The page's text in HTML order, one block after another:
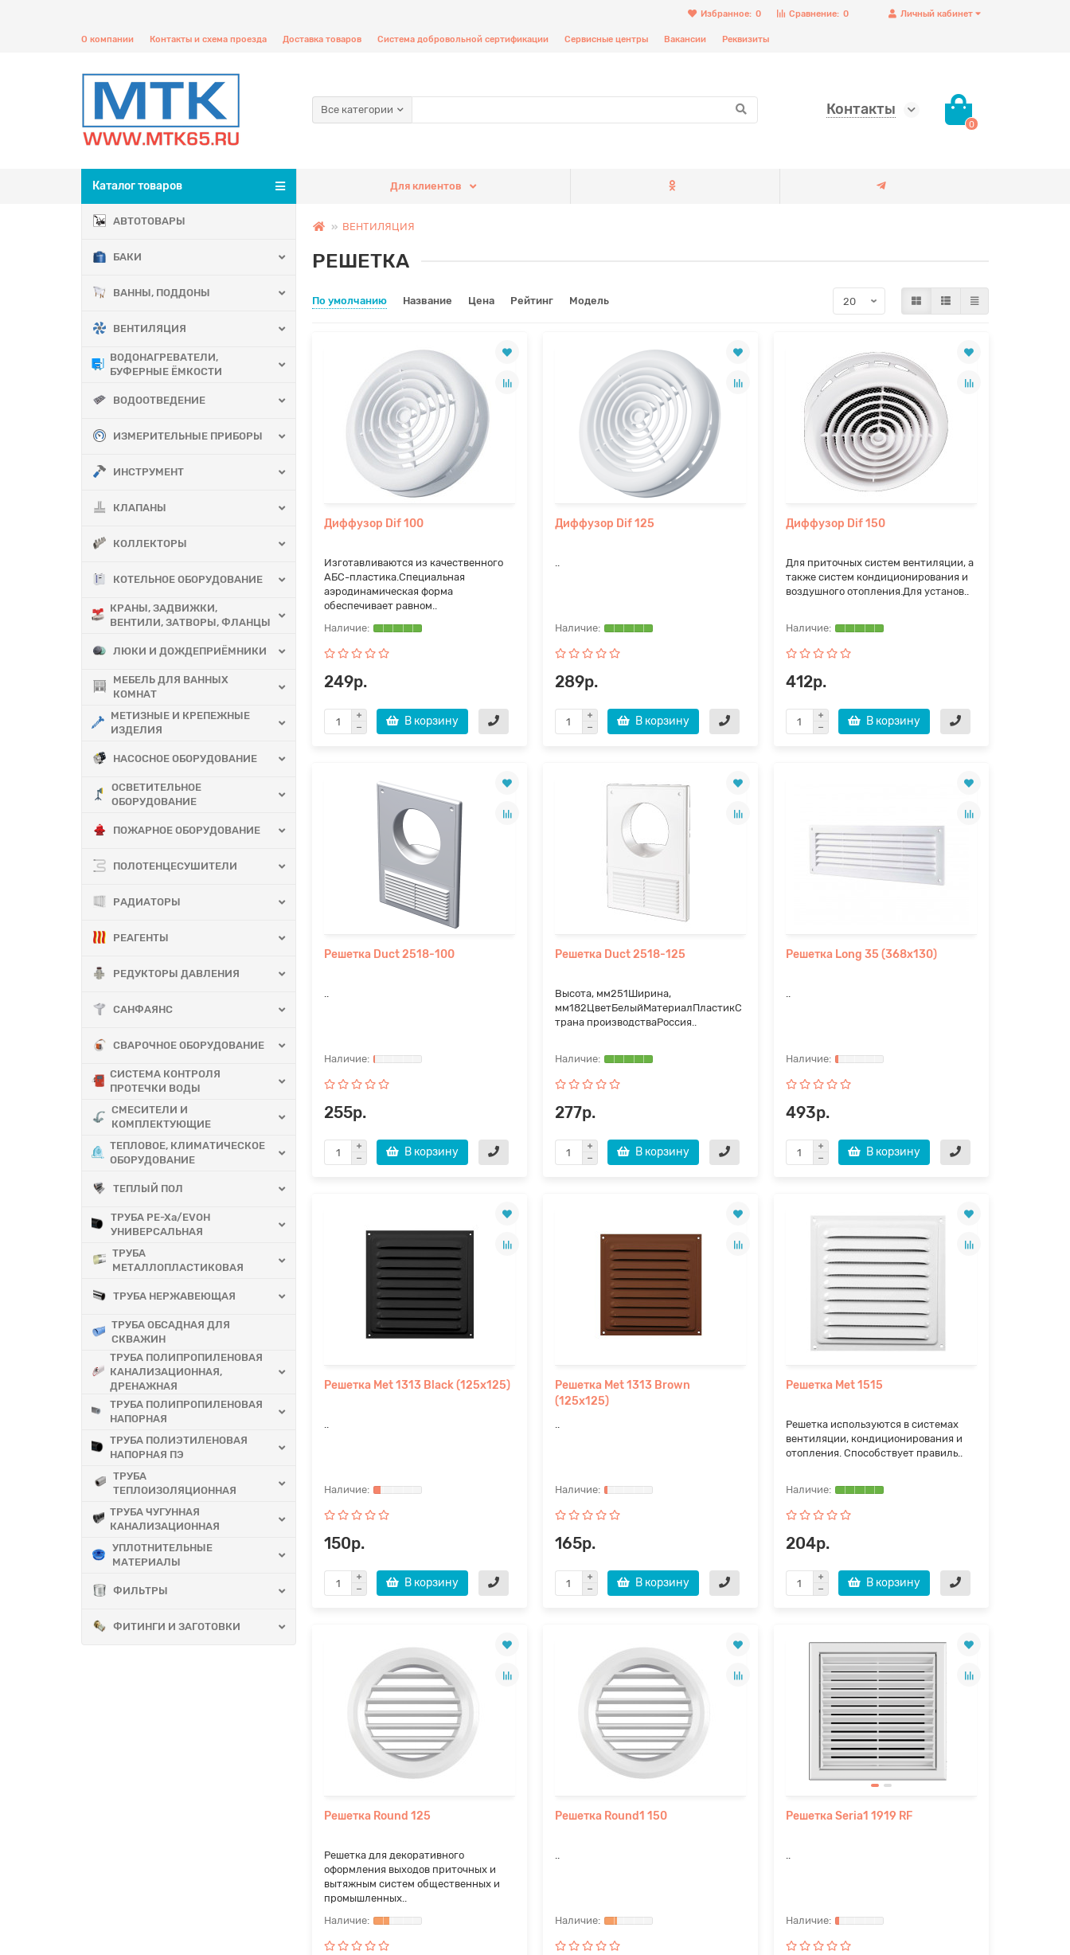
Личный кабинет
Сравнение: 0
Избранное: 0
О компании Контакты и схема проезда Доставка товаров Система добровольной сертификации Сервисные центры Вакансии Реквизиты
Все категории Контакты
0
Каталог товаров
АВТОТОВАРЫ
БАКИ
ВАННЫ, ПОДДОНЫ
ВЕНТИЛЯЦИЯ
ВОДОНАГРЕВАТЕЛИ,
БУФЕРНЫЕ ЁМКОСТИ
ВОДООТВЕДЕНИЕ
ИЗМЕРИТЕЛЬНЫЕ ПРИБОРЫ
ИНСТРУМЕНТ
КЛАПАНЫ
КОЛЛЕКТОРЫ
КОТЕЛЬНОЕ ОБОРУДОВАНИЕ
КРАНЫ, ЗАДВИЖКИ,
ВЕНТИЛИ, ЗАТВОРЫ, ФЛАНЦЫ
ЛЮКИ И ДОЖДЕПРИЁМНИКИ
МЕБЕЛЬ ДЛЯ ВАННЫХ
КОМНАТ
МЕТИЗНЫЕ И КРЕПЕЖНЫЕ
ИЗДЕЛИЯ
НАСОСНОЕ ОБОРУДОВАНИЕ
ОСВЕТИТЕЛЬНОЕ
ОБОРУДОВАНИЕ
ПОЖАРНОЕ ОБОРУДОВАНИЕ
ПОЛОТЕНЦЕСУШИТЕЛИ
РАДИАТОРЫ
РЕАГЕНТЫ
РЕДУКТОРЫ ДАВЛЕНИЯ
САНФАЯНС
СВАРОЧНОЕ ОБОРУДОВАНИЕ
СИСТЕМА КОНТРОЛЯ
ПРОТЕЧКИ ВОДЫ
СМЕСИТЕЛИ И
КОМПЛЕКТУЮЩИЕ
ТЕПЛОВОЕ, КЛИМАТИЧЕСКОЕ
ОБОРУДОВАНИЕ
ТЕПЛЫЙ ПОЛ
ТРУБА PE-Xa/EVOH
УНИВЕРСАЛЬНАЯ
ТРУБА
МЕТАЛЛОПЛАСТИКОВАЯ
ТРУБА НЕРЖАВЕЮЩАЯ
ТРУБА ОБСАДНАЯ ДЛЯ
СКВАЖИН
ТРУБА ПОЛИПРОПИЛЕНОВАЯ
КАНАЛИЗАЦИОННАЯ,
ДРЕНАЖНАЯ
ТРУБА ПОЛИПРОПИЛЕНОВАЯ
НАПОРНАЯ
ТРУБА ПОЛИЭТИЛЕНОВАЯ
НАПОРНАЯ ПЭ
ТРУБА
ТЕПЛОИЗОЛЯЦИОННАЯ
ТРУБА ЧУГУННАЯ
КАНАЛИЗАЦИОННАЯ
УПЛОТНИТЕЛЬНЫЕ
МАТЕРИАЛЫ
ФИЛЬТРЫ
ФИТИНГИ И ЗАГОТОВКИ
Для клиентов
ВЕНТИЛЯЦИЯ
РЕШЕТКА
По умолчанию Название Цена Рейтинг Модель
Диффузор Dif 100
Изготавливаются из качественного
АБС-пластика.Специальная
аэродинамическая форма
обеспечивает равном..
249р.
В корзину
Диффузор Dif 125
..
289р.
В корзину
Диффузор Dif 150
Для приточных систем вентиляции, а
также систем кондиционирования и
воздушного отопления.Для установ..
412р.
В корзину
Решетка Duct 2518-100
..
255р.
В корзину
Решетка Duct 2518-125
Высота, мм251Ширина,
мм182ЦветБелыйМатериалПластикС
трана производстваРоссия..
277р.
В корзину
Решетка Long 35 (368х130)
..
493р.
В корзину
Решетка Met 1313 Black (125х125)
..
150р.
В корзину
Решетка Met 1313 Brown
(125х125)
..
165р.
В корзину
Решетка Met 1515
Решетка используются в системах
вентиляции, кондиционирования и
отопления. Способствует правиль..
204р.
В корзину
Решетка Round 125
Решетка для декоративного
оформления выходов приточных и
вытяжным систем общественных и
промышленных..
Решетка Round1 150
..
Решетка Seria1 1919 RF
..